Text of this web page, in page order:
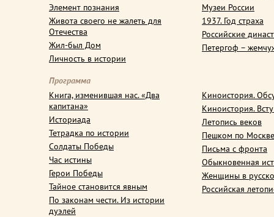
Элемент познания
Живота своего не жалеть для
Отечества
Жил-был Дом
Личность в истории
Музеи России
1937. Год страха
Российские
Петергоф –
Программа
Книга, изменившая нас. «Два
капитана»
Историада
Тетрадка по истории
Солдаты Победы
Час истины
Герои Победы
Тайное становится явным
По законам чести. Из истории
дуэлей
Киноистория.
Киноистория.
Летопись веков
Пешком по Москве
Письма с фронта
Обыкновенная
Женщины в
Российская